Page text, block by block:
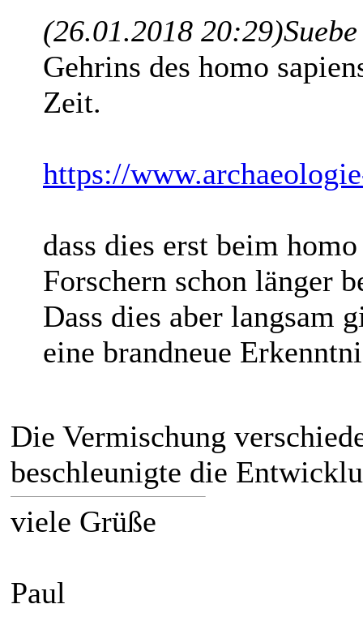
(26.01.2018 20:29)
Gehrins des homo
Zeit.
https://
dass dies erst beim
Forschern schon länger
Dass dies aber langsam
eine brandneue
Die Vermischung
beschleunigte die
viele Grüße
Paul